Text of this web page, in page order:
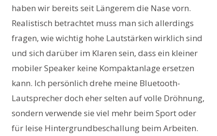
haben wir bereits seit Längerem die Nase vorn.
Realistisch betrachtet muss man sich allerdings
fragen, wie wichtig hohe Lautstärken wirklich sind
und sich darüber im Klaren sein, dass ein kleiner
mobiler Speaker keine Kompaktanlage ersetzen
kann. Ich persönlich drehe meine Bluetooth-
Lautsprecher doch eher selten auf volle Dröhnung,
sondern verwende sie viel mehr beim Sport oder
für leise Hintergrundbeschallung beim Arbeiten.